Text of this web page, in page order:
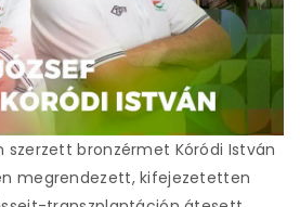
szerzett bronzérmet Kóródi István
megrendezett, kifejezetetten